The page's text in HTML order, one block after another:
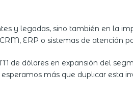
y legadas, sino también en la
ERP o sistemas de atención
de dólares en expansión del
más que duplicar esta